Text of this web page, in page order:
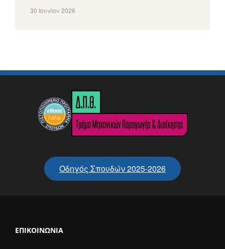
30 Ιουνίου 2026
Οδηγός Σπουδών 2025-2026
ΕΠΙΚΟΙΝΩΝΊΑ